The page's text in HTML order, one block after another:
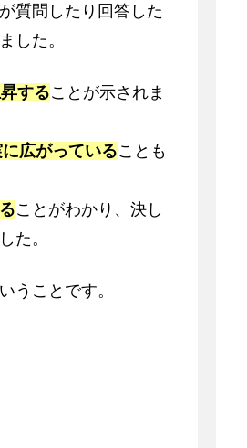
質問したり回答した
した。
することが示されま
広がっていることも
ことがわかり、決し
た。
うことです。